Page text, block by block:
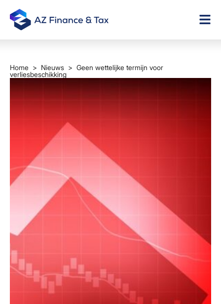
Home > Nieuws > Geen wettelijke termijn voor
verliesbeschikking